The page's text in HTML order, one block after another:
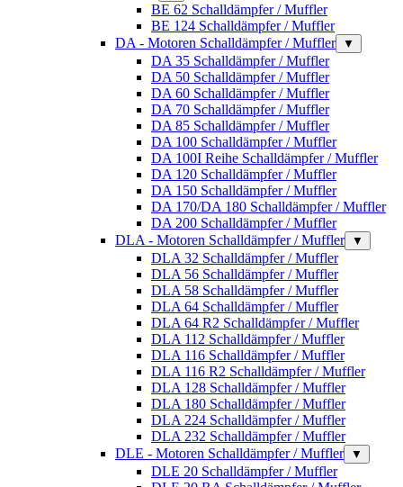
BE 62 Schalldämpfer / Muffler
BE 124 Schalldämpfer / Muffler
DA - Motoren Schalldämpfer / Muffler
▼
DA 35 Schalldämpfer / Muffler
DA 50 Schalldämpfer / Muffler
DA 60 Schalldämpfer / Muffler
DA 70 Schalldämpfer / Muffler
DA 85 Schalldämpfer / Muffler
DA 100 Schalldämpfer / Muffler
DA 100I Reihe Schalldämpfer / Muffler
DA 120 Schalldämpfer / Muffler
DA 150 Schalldämpfer / Muffler
DA 170/DA 180 Schalldämpfer / Muffler
DA 200 Schalldämpfer / Muffler
DLA - Motoren Schalldämpfer / Muffler
▼
DLA 32 Schalldämpfer / Muffler
DLA 56 Schalldämpfer / Muffler
DLA 58 Schalldämpfer / Muffler
DLA 64 Schalldämpfer / Muffler
DLA 64 R2 Schalldämpfer / Muffler
DLA 112 Schalldämpfer / Muffler
DLA 116 Schalldämpfer / Muffler
DLA 116 R2 Schalldämpfer / Muffler
DLA 128 Schalldämpfer / Muffler
DLA 180 Schalldämpfer / Muffler
DLA 224 Schalldämpfer / Muffler
DLA 232 Schalldämpfer / Muffler
DLE - Motoren Schalldämpfer / Muffler
▼
DLE 20 Schalldämpfer / Muffler